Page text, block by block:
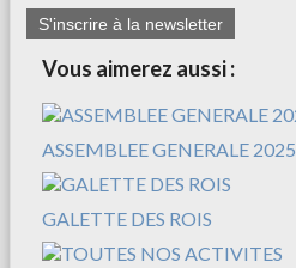
S'inscrire à la newsletter
Vous aimerez aussi :
ASSEMBLEE GENERALE 2025
GALETTE DES ROIS